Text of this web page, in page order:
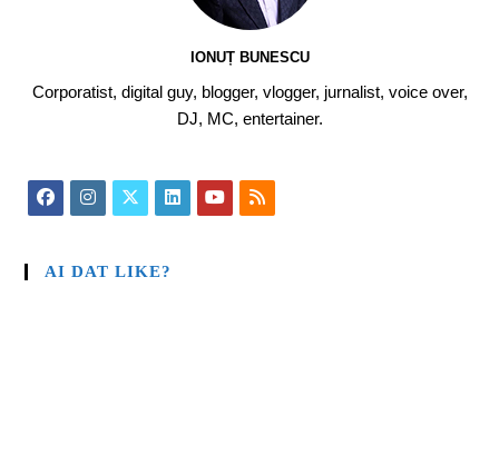
IONUȚ BUNESCU
Corporatist, digital guy, blogger, vlogger, jurnalist, voice over,
DJ, MC, entertainer.
AI DAT LIKE?